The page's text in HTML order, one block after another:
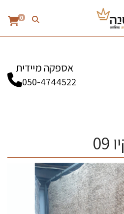
0
אספקה מיידית
050-4744522